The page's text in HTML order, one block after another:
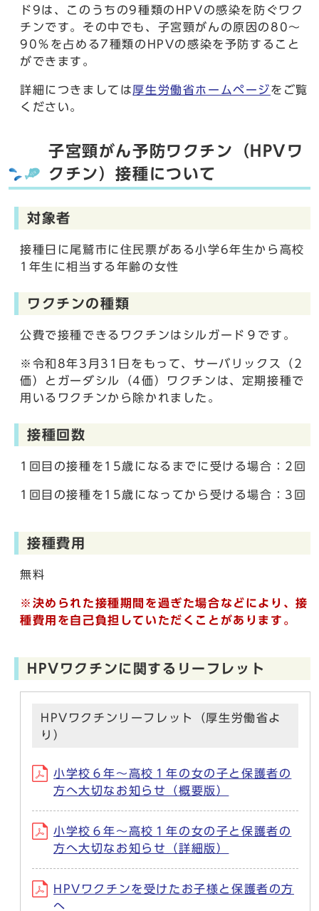
ド9は、このうちの9種類のHPVの感染を防ぐワク
チンです。その中でも、子宮頸がんの原因の80～
90％を占める7種類のHPVの感染を予防すること
ができます。
詳細につきましては厚生労働省ホームページをご覧
ください。
子宮頸がん予防ワクチン（HPVワ
クチン）接種について
対象者
接種日に尾鷲市に住民票がある小学6年生から高校
1年生に相当する年齢の女性
ワクチンの種類
公費で接種できるワクチンはシルガード９です。
※令和8年3月31日をもって、サーバリックス（2
価）とガーダシル（4価）ワクチンは、定期接種で
用いるワクチンから除かれました。
接種回数
1回目の接種を15歳になるまでに受ける場合：2回
1回目の接種を15歳になってから受ける場合：3回
接種費用
無料
※決められた接種期間を過ぎた場合などにより、接
種費用を自己負担していただくことがあります。
HPVワクチンに関するリーフレット
HPVワクチンリーフレット（厚生労働省よ
り）
小学校６年～高校１年の女の子と保護者の
方へ大切なお知らせ（概要版）
小学校６年～高校１年の女の子と保護者の
方へ大切なお知らせ（詳細版）
HPVワクチンを受けたお子様と保護者の方
へ